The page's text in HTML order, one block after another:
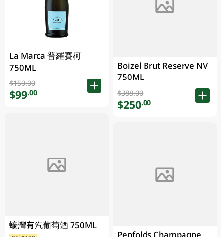
La Marca 普羅賽柯
750ML
$150.00
$99.00
蠔灣有汽葡萄酒 750ML
Boizel Brut Reserve NV
750ML
$388.00
$250.00
Penfolds Champagne